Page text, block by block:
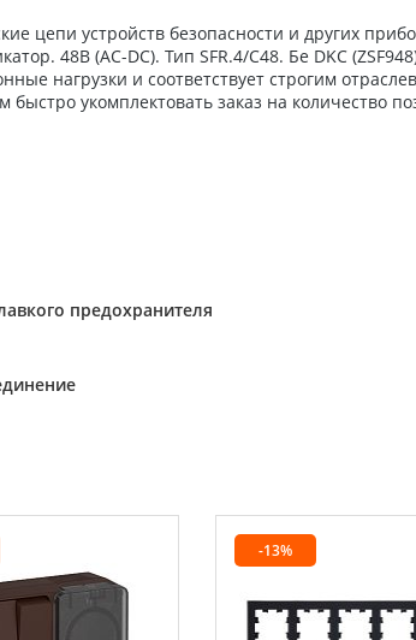
цепи устройств безопасности и других
48В (AC-DC). Тип SFR.4/C48. Бе DKC
нагрузки и соответствует строгим
укомплектовать заказ на количество
предохранителя
-13%